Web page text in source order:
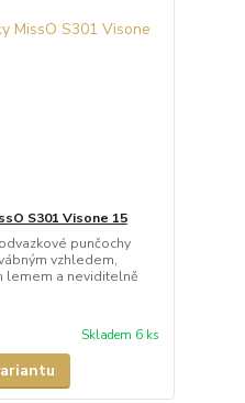
S301 Visone 15
punčochy
vzhledem,
lemem a neviditelně
Skladem 6 ks